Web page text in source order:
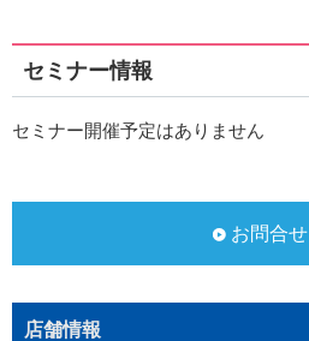
セミナー情報
セミナー開催予定はありません
お問合せ
店舗情報